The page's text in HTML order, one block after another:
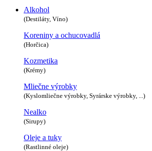
Alkohol
(Destiláty, Víno)
Koreniny a ochucovadlá
(Horčica)
Kozmetika
(Krémy)
Mliečne výrobky
(Kyslomliečne výrobky, Syrárske výrobky, ...)
Nealko
(Sirupy)
Oleje a tuky
(Rastlinné oleje)